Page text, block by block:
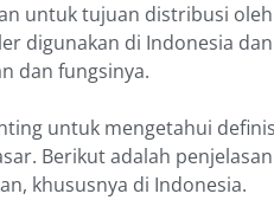
untuk tujuan distribusi
digunakan di Indonesia
dan fungsinya.
untuk mengetahui
Berikut adalah
khususnya di Indonesia.